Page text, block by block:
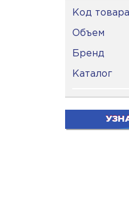
Код товара
Объем
Бренд
Каталог